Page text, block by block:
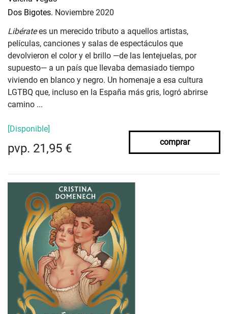
Dos Bigotes. Noviembre 2020
Libératees un merecido tributo a aquellos artistas,
películas, canciones y salas de espectáculos que
devolvieron el color y el brillo —de las lentejuelas, por
supuesto— a un país que llevaba demasiado tiempo
viviendo en blanco y negro. Un homenaje a esa cultura
LGTBQ que, incluso en la España más gris, logró abrirse
camino ...
[Disponible]
pvp. 21,95 € comprar